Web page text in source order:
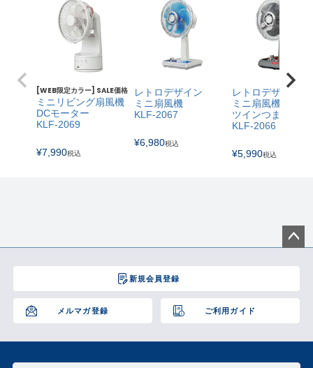
[WEB限定カラー] SALE価格
ミニリビング扇風機
DCモーター
KLF-2069
¥7,990税込
レトロデザイン
ミニ扇風機
KLF-2067
¥6,980税込
レトロデザイン
ミニ扇風機
ツインつまみ
KLF-2066
¥5,990税込
新規会員登録
メルマガ登録 ご利用ガイド
ジト
へ